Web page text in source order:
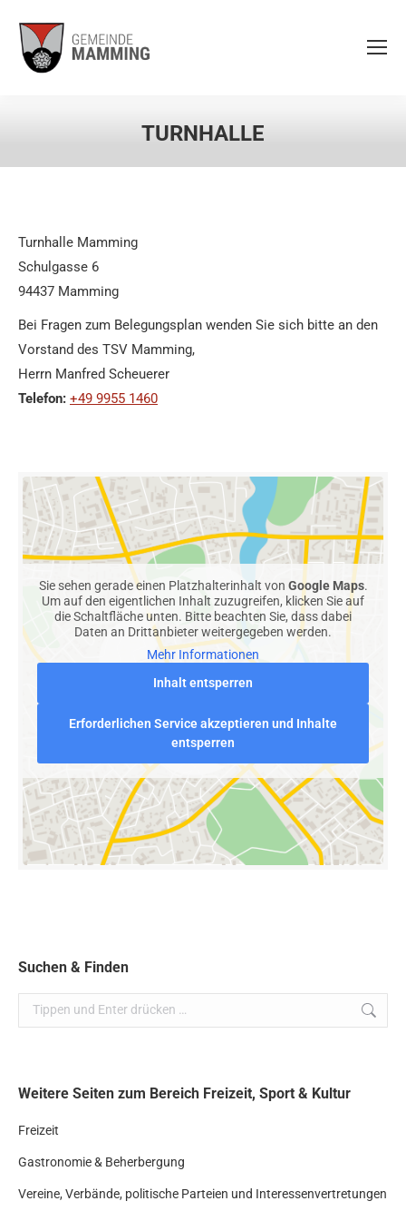
TURNHALLE
Turnhalle Mamming
Schulgasse 6
94437 Mamming
Bei Fragen zum Belegungsplan wenden Sie sich bitte an den
Vorstand des TSV Mamming,
Herrn Manfred Scheuerer
Telefon: +49 9955 1460
Sie sehen gerade einen Platzhalterinhalt von Google Maps.
Um auf den eigentlichen Inhalt zuzugreifen, klicken Sie auf
die Schaltfläche unten. Bitte beachten Sie, dass dabei
Daten an Drittanbieter weitergegeben werden.
Mehr Informationen
Inhalt entsperren
Erforderlichen Service akzeptieren und Inhalte
entsperren
Suchen & Finden
Search:
Weitere Seiten zum Bereich Freizeit, Sport & Kultur
Freizeit
Gastronomie & Beherbergung
Vereine, Verbände, politische Parteien und Inter­essen­ver­tretungen